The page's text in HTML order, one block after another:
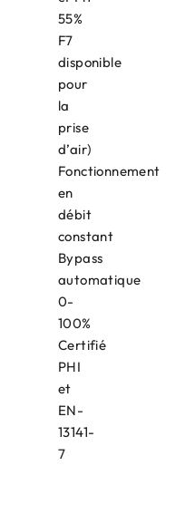
55%
F7
disponible
pour
la
prise
d’air)
Fonctionnement
en
débit
constant
Bypass
automatique
0-
100%
Certifié
PHI
et
EN-
13141-
7